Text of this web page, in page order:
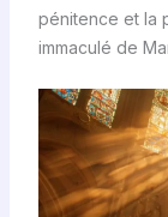
pénitence et la
immaculé de